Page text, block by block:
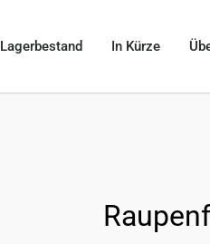
Lagerbestand In Kürze